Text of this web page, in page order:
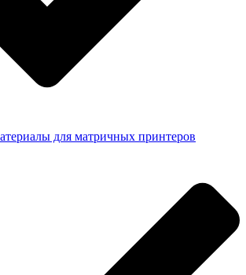
для матричных принтеров